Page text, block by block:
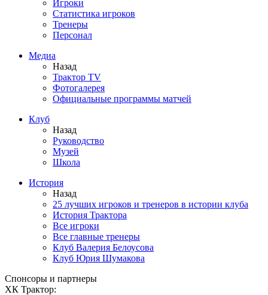
Игроки
Статистика игроков
Тренеры
Персонал
Медиа
Назад
Трактор TV
Фотогалерея
Официальные программы матчей
Клуб
Назад
Руководство
Музей
Школа
История
Назад
25 лучших игроков и тренеров в истории клуба
История Трактора
Все игроки
Все главные тренеры
Клуб Валерия Белоусова
Клуб Юрия Шумакова
Спонсоры и партнеры
ХК Трактор: